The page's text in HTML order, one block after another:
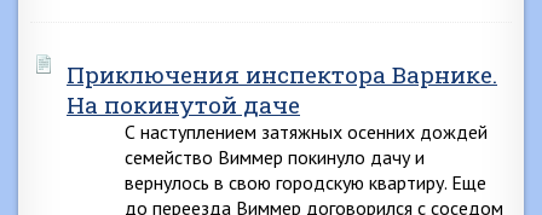
Приключения инспектора Варнике.
На покинутой даче
С наступлением затяжных осенних дождей
семейство Виммер покинуло дачу и
вернулось в свою городскую квартиру. Еще
до переезда Виммер договорился с соседом